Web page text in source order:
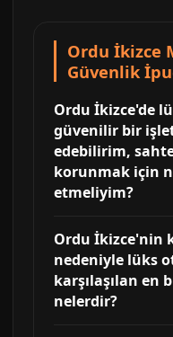
Ordu İkizce
Güvenlik
Ordu İkizce'de
güvenilir bir
edebilirim,
korunmak için
etmeliyim?
Ordu İkizce'nin
nedeniyle lüks
karşılaşılan en
nelerdir?